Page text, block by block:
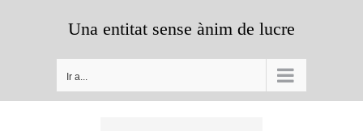
contenido
Una entitat sense ànim de lucre
Ir a...